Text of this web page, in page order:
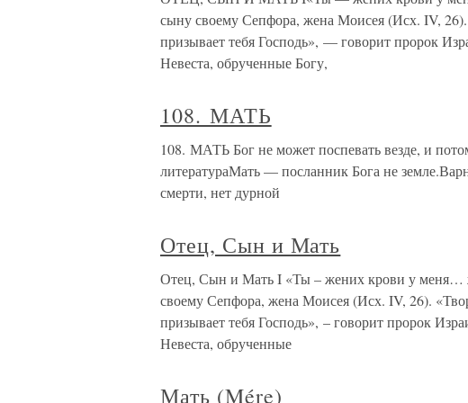
сыну своему Сепфора, жена Моисея (Исх. IV,
призывает тебя Господь», — говорит пророк
Невеста, обрученные Богу,
108. МАТЬ
108. МАТЬ Бог не может поспевать везде, и
литератураМать — посланник Бога не
смерти, нет дурной
Отец, Сын и Мать
Отец, Сын и Мать I «Ты – жених крови у меня…
своему Сепфора, жена Моисея (Исх. IV, 26).
призывает тебя Господь», – говорит пророк
Невеста, обрученные
Мать (Mére)